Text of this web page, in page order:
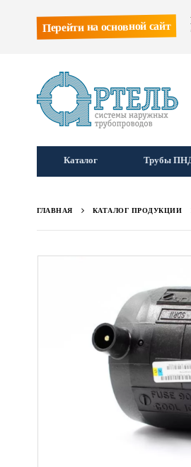
Перейти на основной сайт
Каталог Трубы
ГЛАВНАЯ КАТАЛОГ ПРОДУКЦИИ